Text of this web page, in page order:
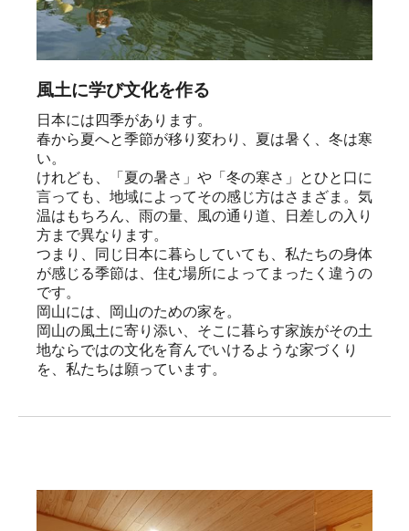
風土に学び文化を作る
日本には四季があります。
春から夏へと季節が移り変わり、夏は暑く、冬は寒
い。
けれども、「夏の暑さ」や「冬の寒さ」とひと口に
言っても、地域によってその感じ方はさまざま。気
温はもちろん、雨の量、風の通り道、日差しの入り
方まで異なります。
つまり、同じ日本に暮らしていても、私たちの身体
が感じる季節は、住む場所によってまったく違うの
です。
岡山には、岡山のための家を。
岡山の風土に寄り添い、そこに暮らす家族がその土
地ならではの文化を育んでいけるような家づくり
を、私たちは願っています。